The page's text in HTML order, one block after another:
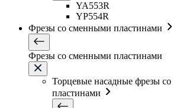
YA553R
YP554R
Фрезы со сменными пластинами
Фрезы со сменными пластинами
Торцевые насадные фрезы
пластинами